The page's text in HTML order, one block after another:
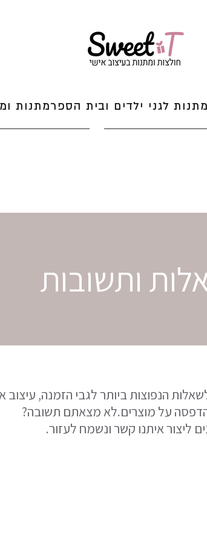
מתנותמתנות לגני ילדים ובית הספר
ותשובות
הנפוצות ביותר לגבי הזמנה, עיצוב
על מוצרים.לא מצאתם תשובה?
ליצור איתנו קשר ונשמח לעזור.